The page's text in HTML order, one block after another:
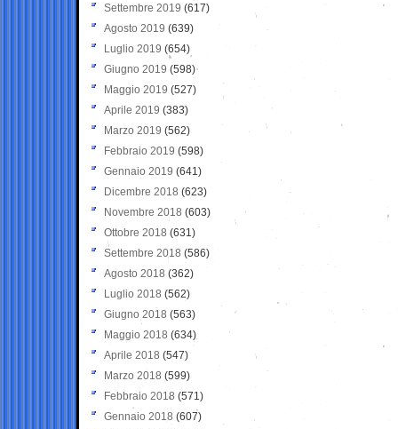
Settembre 2019 (617)
Agosto 2019 (639)
Luglio 2019 (654)
Giugno 2019 (598)
Maggio 2019 (527)
Aprile 2019 (383)
Marzo 2019 (562)
Febbraio 2019 (598)
Gennaio 2019 (641)
Dicembre 2018 (623)
Novembre 2018 (603)
Ottobre 2018 (631)
Settembre 2018 (586)
Agosto 2018 (362)
Luglio 2018 (562)
Giugno 2018 (563)
Maggio 2018 (634)
Aprile 2018 (547)
Marzo 2018 (599)
Febbraio 2018 (571)
Gennaio 2018 (607)